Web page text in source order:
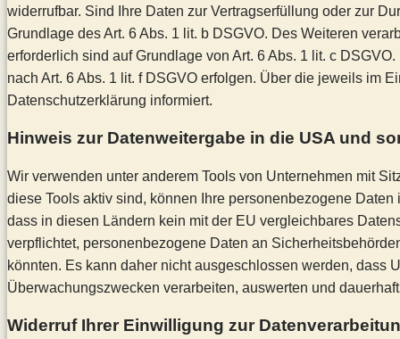
widerrufbar. Sind Ihre Daten zur Vertragserfüllung oder zur
Grundlage des Art. 6 Abs. 1 lit. b DSGVO. Des Weiteren
erforderlich sind auf Grundlage von Art. 6 Abs. 1 lit. c
nach Art. 6 Abs. 1 lit. f DSGVO erfolgen. Über die jeweils im
Datenschutzerklärung informiert.
Hinweis zur Datenweitergabe in die USA und
Wir verwenden unter anderem Tools von Unternehmen mit
diese Tools aktiv sind, können Ihre personenbezogene
dass in diesen Ländern kein mit der EU vergleichbares
verpflichtet, personenbezogene Daten an
könnten. Es kann daher nicht ausgeschlossen werden, dass
Überwachungszwecken verarbeiten, auswerten und
Widerruf Ihrer Einwilligung zur